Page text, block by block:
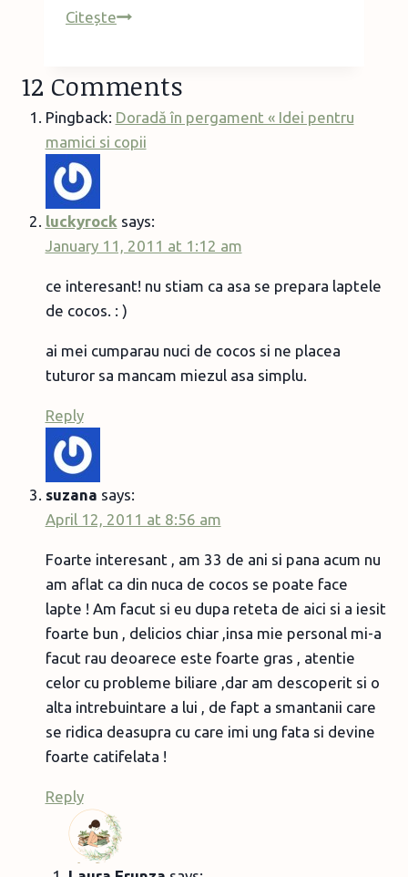
CiteșteO
micul
dejun
–
12 Comments
Pingback: Doradă în pergament « Idei pentru
mamici si copii
luckyrock says:
January 11, 2011 at 1:12 am
ce interesant! nu stiam ca asa se prepara laptele
de cocos. : )
ai mei cumparau nuci de cocos si ne placea
tuturor sa mancam miezul asa simplu.
Reply
suzana says:
April 12, 2011 at 8:56 am
Foarte interesant , am 33 de ani si pana acum nu
am aflat ca din nuca de cocos se poate face
lapte ! Am facut si eu dupa reteta de aici si a iesit
foarte bun , delicios chiar ,insa mie personal mi-a
facut rau deoarece este foarte gras , atentie
celor cu probleme biliare ,dar am descoperit si o
alta intrebuintare a lui , de fapt a smantanii care
se ridica deasupra cu care imi ung fata si devine
foarte catifelata !
Reply